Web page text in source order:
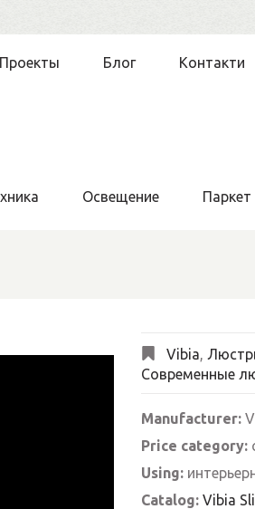
Проекты Блог Контакти
Освещение Паркет
Vibia,
Современные
Manufacturer:
Price category:
Using:
Catalog: Vibia